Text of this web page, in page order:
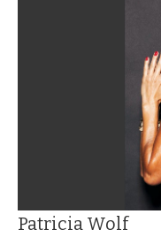
Patricia Wolf